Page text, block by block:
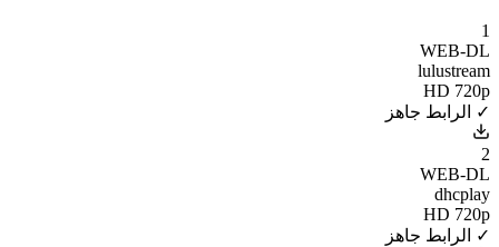
1
WEB-DL
lulustream
HD 720p
✓ الرابط جاهز
2
WEB-DL
dhcplay
HD 720p
✓ الرابط جاهز